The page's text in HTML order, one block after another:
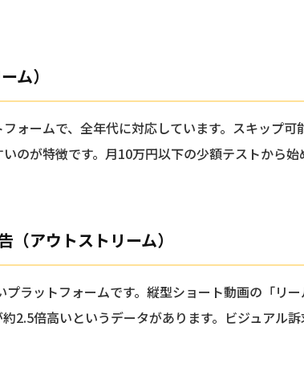
ム）
ォームで、全年代に対応しています。スキップ
のが特徴です。月10万円以下の少額テストから
アウトストリーム）
ラットフォームです。縦型ショート動画の「リ
2.5倍高いというデータがあります。ビジュアル